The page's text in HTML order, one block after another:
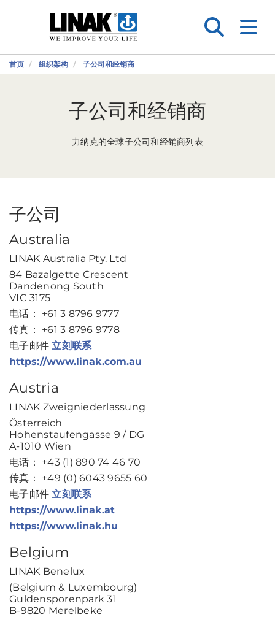
首页 组织架构 子公司和经销商
子公司和经销商
力纳克的全球子公司和经销商列表
子公司
Australia
LINAK Australia Pty. Ltd
84 Bazalgette Crescent
Dandenong South
VIC 3175
电话： +61 3 8796 9777
传真： +61 3 8796 9778
电子邮件立刻联系
https://www.linak.com.au
Austria
LINAK Zweigniederlassung
Österreich
Hohenstaufengasse 9 / DG
A-1010 Wien
电话： +43 (1) 890 74 46 70
传真： +49 (0) 6043 9655 60
电子邮件立刻联系
https://www.linak.at
https://www.linak.hu
Belgium
LINAK Benelux
(Belgium & Luxembourg)
Guldensporenpark 31
B-9820 Merelbeke